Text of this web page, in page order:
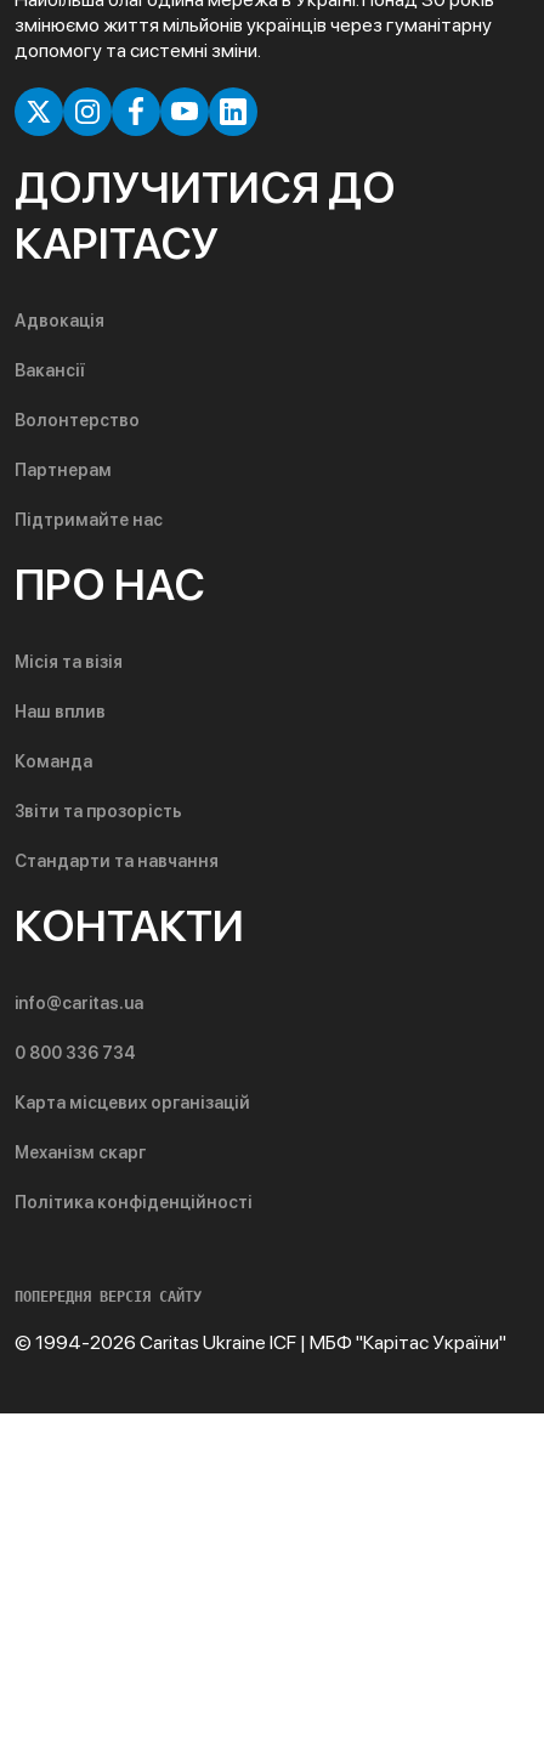
змінюємо життя мільйонів українців через гуманітарну
допомогу та системні зміни.
ДОЛУЧИТИСЯ ДО
КАРІТАСУ
Адвокація
Вакансії
Волонтерство
Партнерам
Підтримайте нас
ПРО НАС
Місія та візія
Наш вплив
Команда
Звіти та прозорість
Стандарти та навчання
КОНТАКТИ
info@caritas.ua
0 800 336 734
Карта місцевих організацій
Механізм скарг
Політика конфіденційності
ПОПЕРЕДНЯ ВЕРСІЯ САЙТУ
© 1994-2026 Caritas Ukraine ICF | МБФ "Карітас України"